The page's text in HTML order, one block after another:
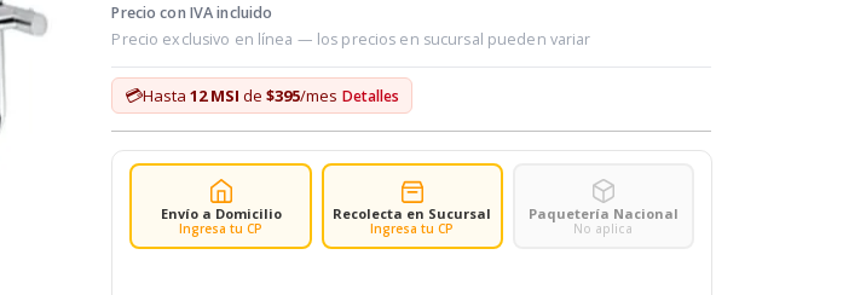
Precio con IVA incluido
Precio exclusivo en línea — los precios en sucursal pueden variar
💳Hasta12 MSI de$395/mes Detalles
Envío a Domicilio
Ingresa tu CP
Recolecta en Sucursal
Ingresa tu CP
Paquetería Nacional
No aplica